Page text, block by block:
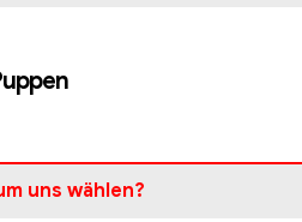
uns wählen?